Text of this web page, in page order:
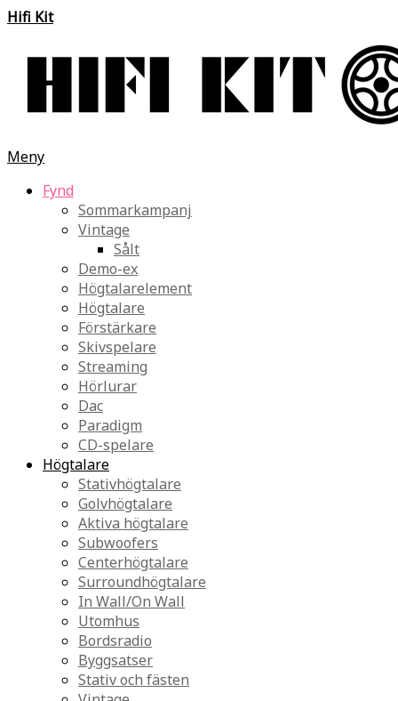
Hifi Kit
Meny
Fynd
Sommarkampanj
Vintage
Sålt
Demo-ex
Högtalarelement
Högtalare
Förstärkare
Skivspelare
Streaming
Hörlurar
Dac
Paradigm
CD-spelare
Högtalare
Stativhögtalare
Golvhögtalare
Aktiva högtalare
Subwoofers
Centerhögtalare
Surroundhögtalare
In Wall/On Wall
Utomhus
Bordsradio
Byggsatser
Stativ och fästen